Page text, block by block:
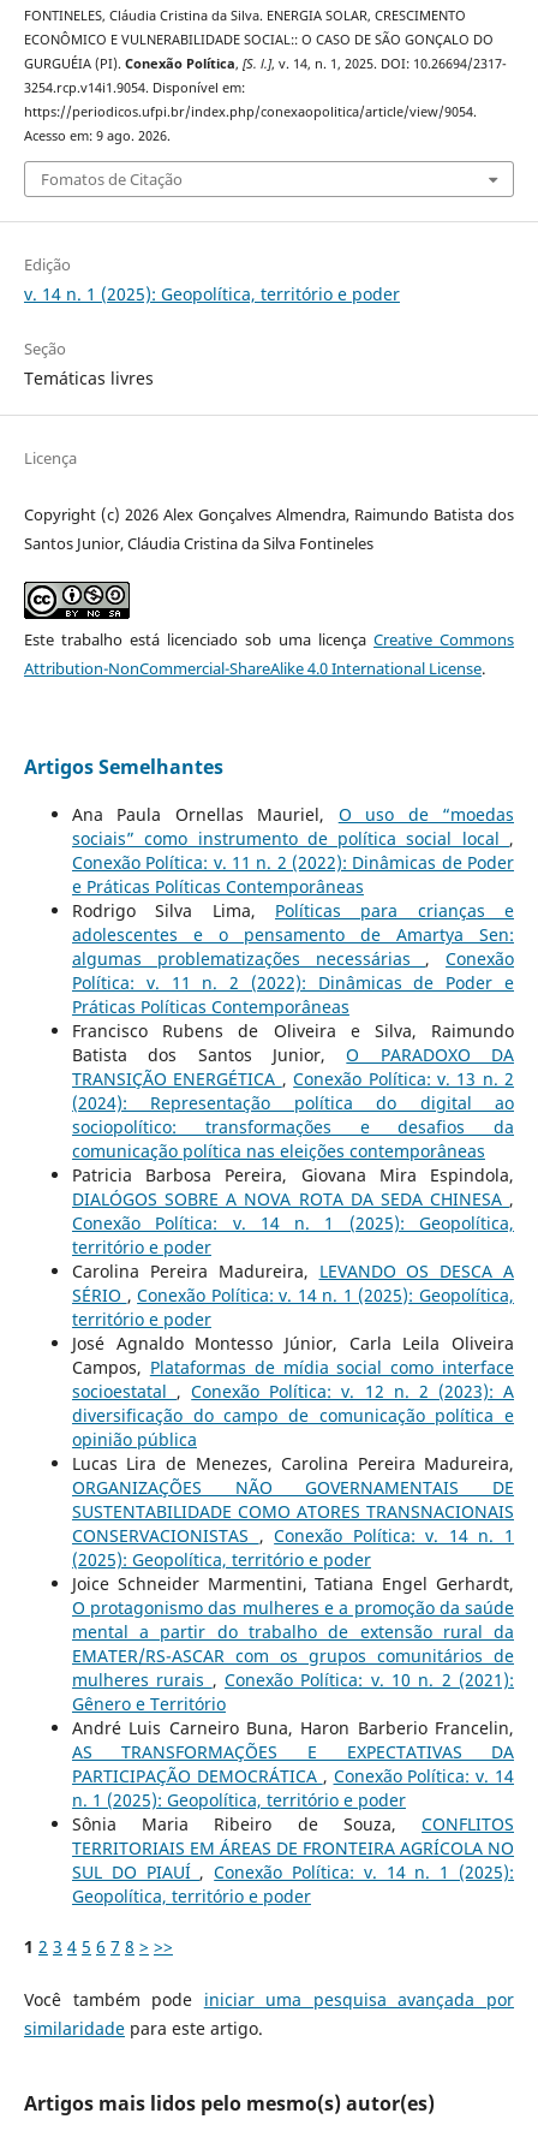
FONTINELES, Cláudia Cristina da Silva. ENERGIA SOLAR, CRESCIMENTO
ECONÔMICO E VULNERABILIDADE SOCIAL:: O CASO DE SÃO GONÇALO DO
GURGUÉIA (PI). Conexão Política, [S. l.], v. 14, n. 1, 2025. DOI: 10.26694/2317-
3254.rcp.v14i1.9054. Disponível em:
https://periodicos.ufpi.br/index.php/conexaopolitica/article/view/9054.
Acesso em: 9 ago. 2026.
Fomatos de Citação
Edição
v. 14 n. 1 (2025): Geopolítica, território e poder
Seção
Temáticas livres
Licença
Copyright (c) 2026 Alex Gonçalves Almendra, Raimundo Batista dos
Santos Junior, Cláudia Cristina da Silva Fontineles
Este trabalho está licenciado sob uma licençaCreative Commons
Attribution-NonCommercial-ShareAlike 4.0 International License.
Artigos Semelhantes
Ana Paula Ornellas Mauriel, O uso de “moedas
sociais” como instrumento de política social local ,
Conexão Política: v. 11 n. 2 (2022): Dinâmicas de Poder
e Práticas Políticas Contemporâneas
Rodrigo Silva Lima, Políticas para crianças e
adolescentes e o pensamento de Amartya Sen:
algumas problematizações necessárias ,Conexão
Política: v. 11 n. 2 (2022): Dinâmicas de Poder e
Práticas Políticas Contemporâneas
Francisco Rubens de Oliveira e Silva, Raimundo
Batista dos Santos Junior,O PARADOXO DA
TRANSIÇÃO ENERGÉTICA ,Conexão Política: v. 13 n. 2
(2024): Representação política do digital ao
sociopolítico: transformações e desafios da
comunicação política nas eleições contemporâneas
Patricia Barbosa Pereira, Giovana Mira Espindola,
DIALÓGOS SOBRE A NOVA ROTA DA SEDA CHINESA ,
Conexão Política: v. 14 n. 1 (2025): Geopolítica,
território e poder
Carolina Pereira Madureira, LEVANDO OS DESCA A
SÉRIO ,Conexão Política: v. 14 n. 1 (2025): Geopolítica,
território e poder
José Agnaldo Montesso Júnior, Carla Leila Oliveira
Campos, Plataformas de mídia social como interface
socioestatal ,Conexão Política: v. 12 n. 2 (2023): A
diversificação do campo de comunicação política e
opinião pública
Lucas Lira de Menezes, Carolina Pereira Madureira,
ORGANIZAÇÕES NÃO GOVERNAMENTAIS DE
SUSTENTABILIDADE COMO ATORES TRANSNACIONAIS
CONSERVACIONISTAS ,Conexão Política: v. 14 n. 1
(2025): Geopolítica, território e poder
Joice Schneider Marmentini, Tatiana Engel Gerhardt,
O protagonismo das mulheres e a promoção da saúde
mental a partir do trabalho de extensão rural da
EMATER/RS-ASCAR com os grupos comunitários de
mulheres rurais , Conexão Política: v. 10 n. 2 (2021):
Gênero e Território
André Luis Carneiro Buna, Haron Barberio Francelin,
AS TRANSFORMAÇÕES E EXPECTATIVAS DA
PARTICIPAÇÃO DEMOCRÁTICA , Conexão Política: v. 14
n. 1 (2025): Geopolítica, território e poder
Sônia Maria Ribeiro de Souza,CONFLITOS
TERRITORIAIS EM ÁREAS DE FRONTEIRA AGRÍCOLA NO
SUL DO PIAUÍ ,Conexão Política: v. 14 n. 1 (2025):
Geopolítica, território e poder
1 2 3 4 5 6 7 8 > >>
Você também pode iniciar uma pesquisa avançada por
similaridadepara este artigo.
Artigos mais lidos pelo mesmo(s) autor(es)